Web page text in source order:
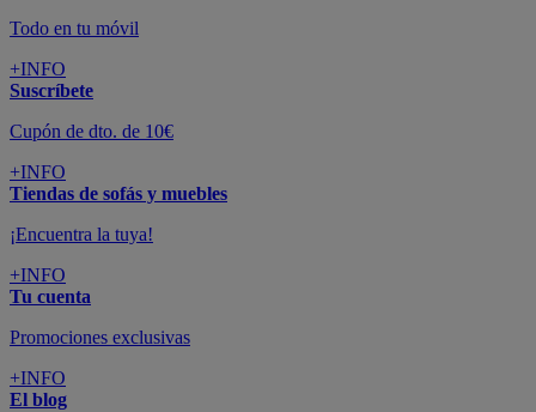
Todo en tu móvil
+INFO
Suscríbete
Cupón de dto. de 10€
+INFO
Tiendas de sofás y muebles
¡Encuentra la tuya!
+INFO
Tu cuenta
Promociones exclusivas
+INFO
El blog